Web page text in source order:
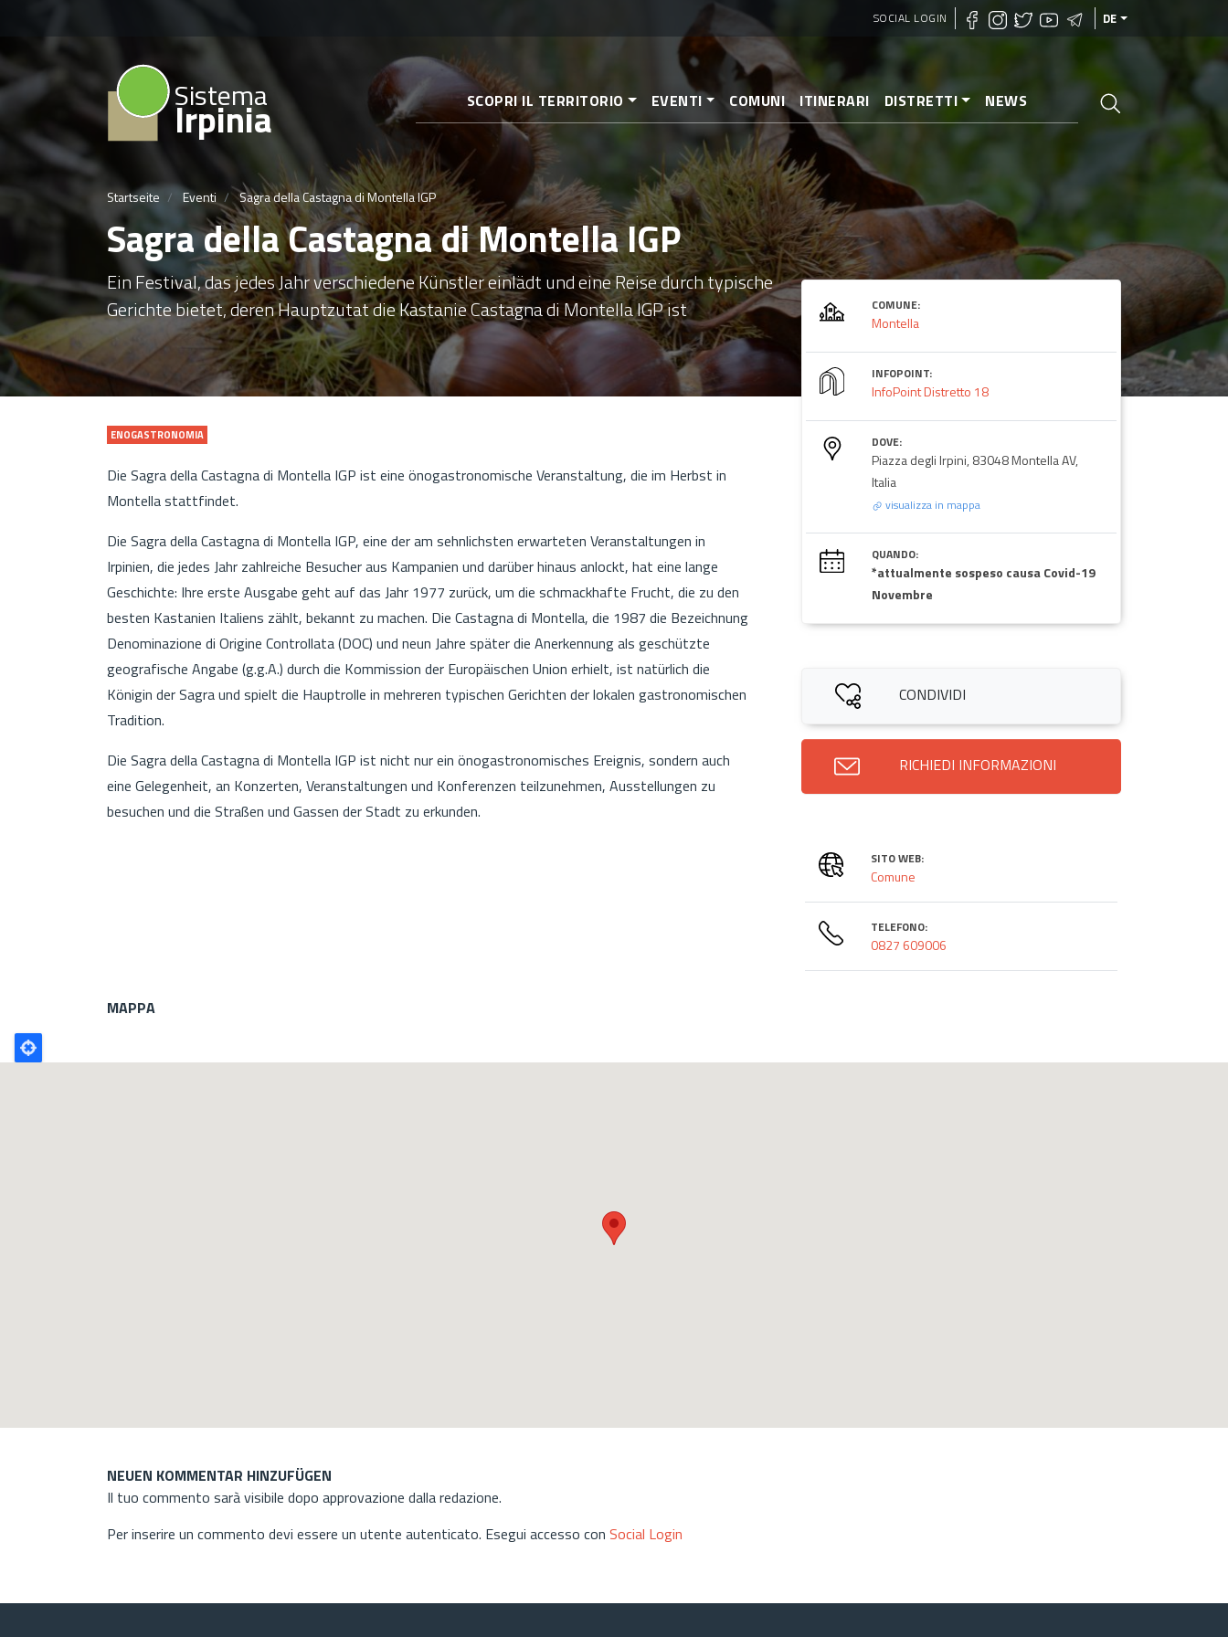
zum
SOCIAL LOGIN DE
Sistema
Irpinia SCOPRI IL TERRITORIO EVENTI COMUNI ITINERARI DISTRETTI NEWS
Startseite Eventi Sagra della Castagna di Montella IGP
Sagra della Castagna di Montella IGP
Ein Festival, das jedes Jahr verschiedene Künstler einlädt und eine Reise durch typische
Gerichte bietet, deren Hauptzutat die Kastanie Castagna di Montella IGP ist
ENOGASTRONOMIA
Die Sagra della Castagna di Montella IGP ist eine önogastronomische Veranstaltung, die im Herbst in
Montella stattfindet.
Die Sagra della Castagna di Montella IGP, eine der am sehnlichsten erwarteten Veranstaltungen in
Irpinien, die jedes Jahr zahlreiche Besucher aus Kampanien und darüber hinaus anlockt, hat eine lange
Geschichte: Ihre erste Ausgabe geht auf das Jahr 1977 zurück, um die schmackhafte Frucht, die zu den
besten Kastanien Italiens zählt, bekannt zu machen. Die Castagna di Montella, die 1987 die Bezeichnung
Denominazione di Origine Controllata (DOC) und neun Jahre später die Anerkennung als geschützte
geografische Angabe (g.g.A.) durch die Kommission der Europäischen Union erhielt, ist natürlich die
Königin der Sagra und spielt die Hauptrolle in mehreren typischen Gerichten der lokalen gastronomischen
Tradition.
Die Sagra della Castagna di Montella IGP ist nicht nur ein önogastronomisches Ereignis, sondern auch
eine Gelegenheit, an Konzerten, Veranstaltungen und Konferenzen teilzunehmen, Ausstellungen zu
besuchen und die Straßen und Gassen der Stadt zu erkunden.
COMUNE:
Montella
INFOPOINT:
InfoPoint Distretto 18
DOVE:
Piazza degli Irpini, 83048 Montella AV,
Italia
visualizza in mappa
QUANDO:
*attualmente sospeso causa Covid-19
Novembre
CONDIVIDI
RICHIEDI INFORMAZIONI
SITO WEB:
Comune
TELEFONO:
0827 609006
MAPPA
Poligono
GEO
NEUEN KOMMENTAR HINZUFÜGEN
Il tuo commento sarà visibile dopo approvazione dalla redazione.
Per inserire un commento devi essere un utente autenticato. Esegui accesso con Social Login